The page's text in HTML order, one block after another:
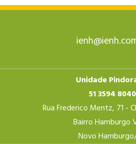
Unidade
51 3594 8040
Rua Frederico Mentz, 71 -
Bairro Hamburgo
Novo